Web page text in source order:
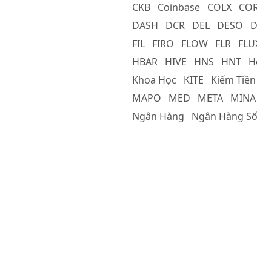
CKB Coinbase COLX
DASH
DCR DEL DESO
FIL FIRO FLOW FLR
HBAR HIVE HNS HNT
Khoa Học
KITE Kiếm
MAPO
MED META MINA
Ngân Hàng
Ngân Hàng Số